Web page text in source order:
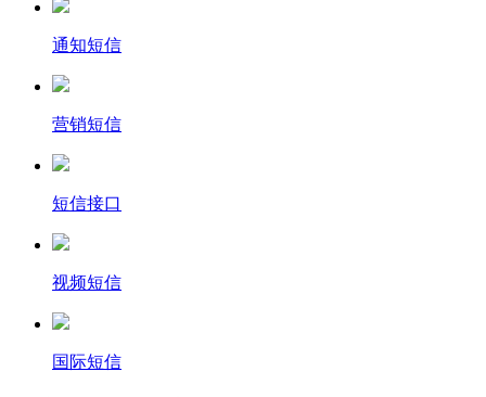
通知短信
营销短信
短信接口
视频短信
国际短信